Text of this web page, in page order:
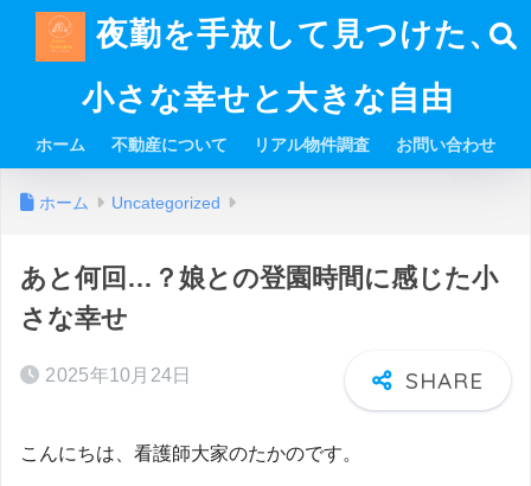
夜勤を手放して見つけた、
小さな幸せと大きな自由
ホーム 不動産について リアル物件調査 お問い合わせ
ホーム Uncategorized
あと何回…？娘との登園時間に感じた小
さな幸せ
2025年10月24日
こんにちは、看護師大家のたかのです。